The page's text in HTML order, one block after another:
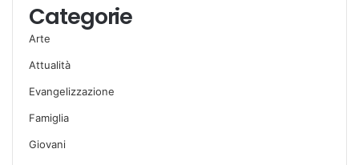
Categorie
Arte
Attualità
Evangelizzazione
Famiglia
Giovani